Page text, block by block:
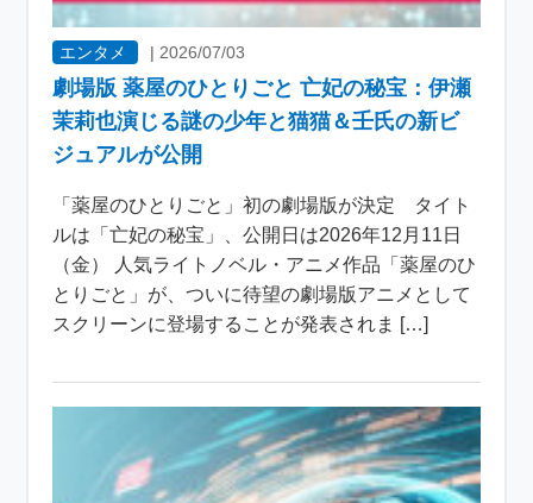
エンタメ | 2026/07/03
劇場版 薬屋のひとりごと 亡妃の秘宝：伊瀬
茉莉也演じる謎の少年と猫猫＆壬氏の新ビ
ジュアルが公開
「薬屋のひとりごと」初の劇場版が決定 タイト
ルは「亡妃の秘宝」、公開日は2026年12月11日
（金） 人気ライトノベル・アニメ作品「薬屋のひ
とりごと」が、ついに待望の劇場版アニメとして
スクリーンに登場することが発表されま […]